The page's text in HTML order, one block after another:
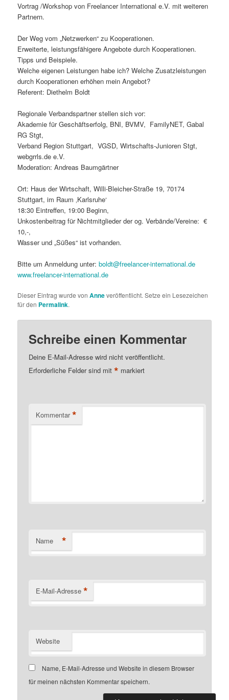
Vortrag /Workshop von Freelancer International e.V. mit weiteren
Partnern.
Der Weg vom „Netzwerken“ zu Kooperationen.
Erweiterte, leistungsfähigere Angebote durch Kooperationen.
Tipps und Beispiele.
Welche eigenen Leistungen habe ich? Welche Zusatzleistungen
durch Kooperationen erhöhen mein Angebot?
Referent: Diethelm Boldt
Regionale Verbandspartner stellen sich vor:
Akademie für Geschäftserfolg, BNI, BVMV, FamilyNET, Gabal
RG Stgt,
Verband Region Stuttgart, VGSD, Wirtschafts-Junioren Stgt,
webgrrls.de e.V.
Moderation: Andreas Baumgärtner
Ort: Haus der Wirtschaft, Willi-Bleicher-Straße 19, 70174
Stuttgart, im Raum ‚Karlsruhe‘
18:30 Eintreffen, 19:00 Beginn,
Unkostenbeitrag für Nichtmitglieder der og. Verbände/Vereine: €
10,-,
Wasser und „Süßes“ ist vorhanden.
Bitte um Anmeldung unter:boldt@freelancer-international.de
www.freelancer-international.de
Dieser Eintrag wurde vonAnneveröffentlicht. Setze ein Lesezeichen
für den Permalink.
Schreibe einen Kommentar
Deine E-Mail-Adresse wird nicht veröffentlicht.
Erforderliche Felder sind mit* markiert
Kommentar *
Name *
E-Mail-Adresse *
Website
Name, E-Mail-Adresse und Website in diesem Browser
für meinen nächsten Kommentar speichern.